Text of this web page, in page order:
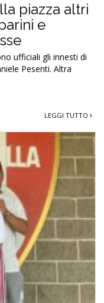
piazza altri
e
ufficiali gli innesti di
Pesenti. Altra
LEGGI TUTTO